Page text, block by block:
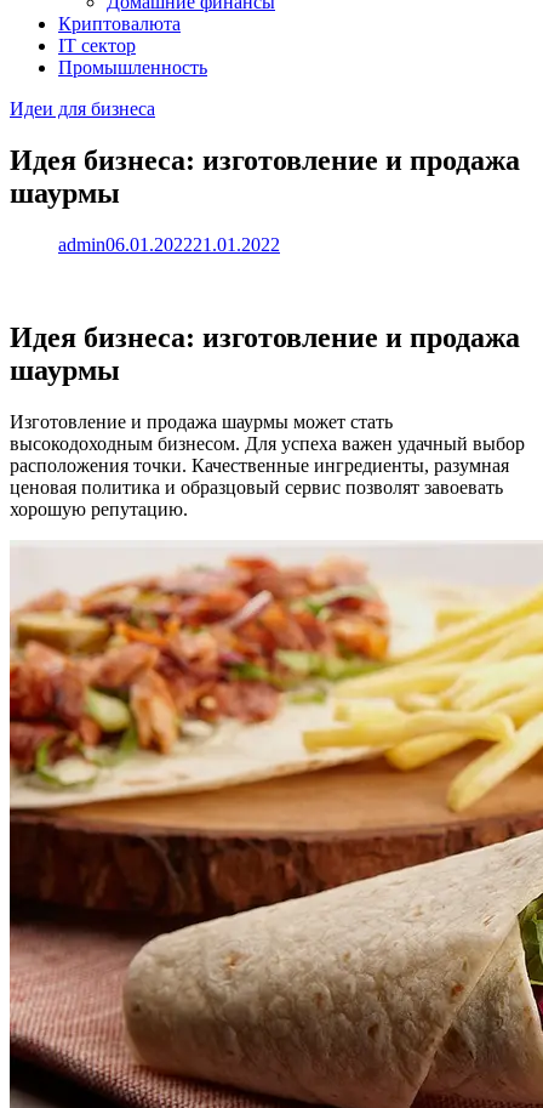
Криптовалюта
IT сектор
Промышленность
Идеи для бизнеса
Идея бизнеcа: изготовление и продажа
шаурмы
admin06.01.202221.01.2022
Идея бизнеcа: изготовление и продажа
шаурмы
Изготовление и продажа шаурмы может стать
высокодоходным бизнесом. Для успеха важен удачный выбор
расположения точки. Качественные ингредиенты, разумная
ценовая политика и образцовый сервис позволят завоевать
хорошую репутацию.